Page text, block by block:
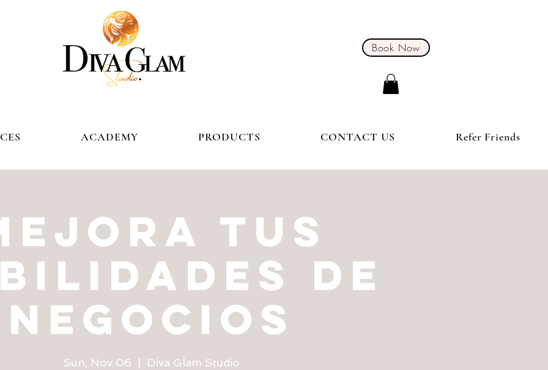
Book Now
ACADEMY PRODUCTS CONTACT US Refer Friends
tus
de
negocios
Sun, Nov 06 Diva Glam Studio